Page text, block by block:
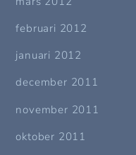
februari 2012
januari 2012
december 2011
november 2011
oktober 2011